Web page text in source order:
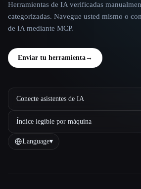
Herramientas de IA verificadas
categorizadas. Navegue usted mismo o
de IA mediante MCP.
Enviar tu herramienta→
Conecte asistentes de IA
Índice legible por máquina
Language▾